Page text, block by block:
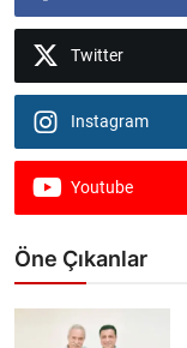
Twitter
Instagram
Youtube
Öne Çıkanlar